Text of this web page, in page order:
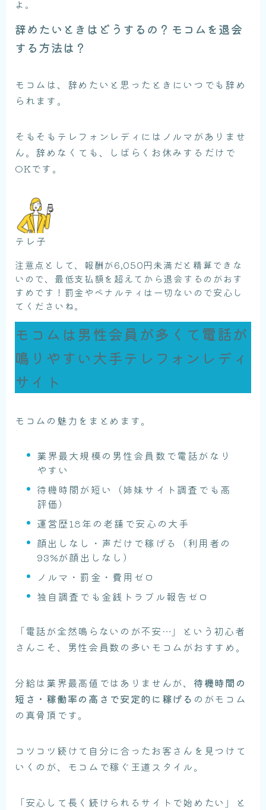
よ。
辞めたいときはどうするの？モコムを退会
する方法は？
モコムは、辞めたいと思ったときにいつでも辞め
られます。
そもそもテレフォンレディにはノルマがありませ
ん。辞めなくても、しばらくお休みするだけで
OKです。
テレ子
注意点として、報酬が6,050円未満だと精算できな
いので、最低支払額を超えてから退会するのがおす
すめです！罰金やペナルティは一切ないので安心し
てくださいね。
モコムは男性会員が多くて電話が
鳴りやすい大手テレフォンレディ
サイト
モコムの魅力をまとめます。
業界最大規模の男性会員数で電話がなり
やすい
待機時間が短い（姉妹サイト調査でも高
評価）
運営歴18年の老舗で安心の大手
顔出しなし・声だけで稼げる（利用者の
93%が顔出しなし）
ノルマ・罰金・費用ゼロ
独自調査でも金銭トラブル報告ゼロ
「電話が全然鳴らないのが不安…」という初心者
さんこそ、男性会員数の多いモコムがおすすめ。
分給は業界最高値ではありませんが、 待機時間の
短さ・稼働率の高さで安定的に稼げる のがモコム
の真骨頂です。
コツコツ続けて自分に合ったお客さんを見つけて
いくのが、モコムで稼ぐ王道スタイル。
「安心して長く続けられるサイトで始めたい」と